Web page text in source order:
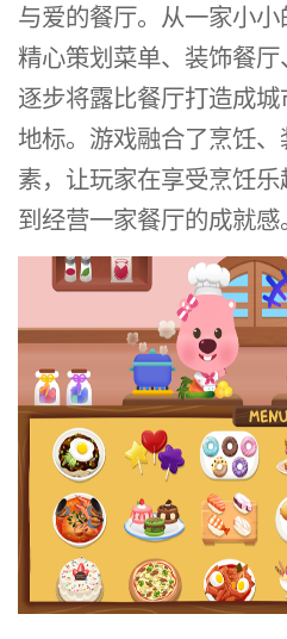
与爱的餐厅。从一家小
精心策划菜单、装饰餐厅
逐步将露比餐厅打造成
地标。游戏融合了烹饪
素，让玩家在享受烹饪
到经营一家餐厅的成就感